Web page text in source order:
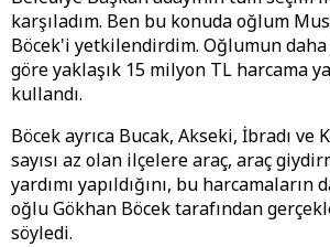
karşıladım. Ben bu konuda oğlum
Böcek'i yetkilendirdim. Oğlumun daha
göre yaklaşık 15 milyon TL harcama
kullandı.
Böcek ayrıca Bucak, Akseki, İbradı
sayısı az olan ilçelere araç, araç
yardımı yapıldığını, bu
oğlu Gökhan Böcek tarafından
söyledi.